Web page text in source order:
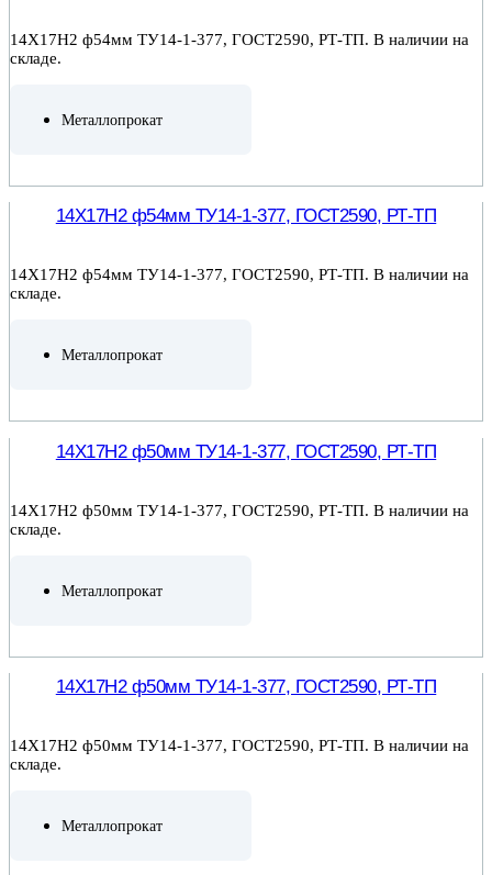
14Х17Н2 ф54мм ТУ14-1-377, ГОСТ2590, РТ-ТП. В наличии на
складе.
Металлопрокат
14Х17Н2 ф54мм ТУ14-1-377, ГОСТ2590, РТ-ТП
14Х17Н2 ф54мм ТУ14-1-377, ГОСТ2590, РТ-ТП. В наличии на
складе.
Металлопрокат
14Х17Н2 ф50мм ТУ14-1-377, ГОСТ2590, РТ-ТП
14Х17Н2 ф50мм ТУ14-1-377, ГОСТ2590, РТ-ТП. В наличии на
складе.
Металлопрокат
14Х17Н2 ф50мм ТУ14-1-377, ГОСТ2590, РТ-ТП
14Х17Н2 ф50мм ТУ14-1-377, ГОСТ2590, РТ-ТП. В наличии на
складе.
Металлопрокат